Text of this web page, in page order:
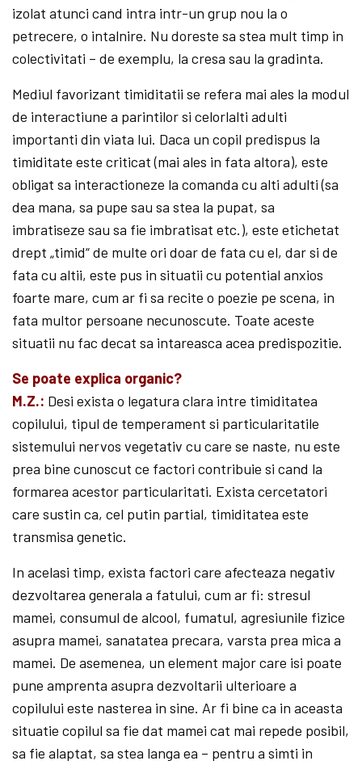
izolat atunci cand intra intr-un grup nou la o
petrecere, o intalnire. Nu doreste sa stea mult timp in
colectivitati – de exemplu, la cresa sau la gradinta.
Mediul favorizant timiditatii se refera mai ales la modul
de interactiune a parintilor si celorlalti adulti
importanti din viata lui. Daca un copil predispus la
timiditate este criticat (mai ales in fata altora), este
obligat sa interactioneze la comanda cu alti adulti (sa
dea mana, sa pupe sau sa stea la pupat, sa
imbratiseze sau sa fie imbratisat etc.), este etichetat
drept „timid“ de multe ori doar de fata cu el, dar si de
fata cu altii, este pus in situatii cu potential anxios
foarte mare, cum ar fi sa recite o poezie pe scena, in
fata multor persoane necunoscute. Toate aceste
situatii nu fac decat sa intareasca acea predispozitie.
Se poate explica organic?
M.Z.: Desi exista o legatura clara intre timiditatea
copilului, tipul de temperament si particularitatile
sistemului nervos vegetativ cu care se naste, nu este
prea bine cunoscut ce factori contribuie si cand la
formarea acestor particularitati. Exista cercetatori
care sustin ca, cel putin partial, timiditatea este
transmisa genetic.
In acelasi timp, exista factori care afecteaza negativ
dezvoltarea generala a fatului, cum ar fi: stresul
mamei, consumul de alcool, fumatul, agresiunile fizice
asupra mamei, sanatatea precara, varsta prea mica a
mamei. De asemenea, un element major care isi poate
pune amprenta asupra dezvoltarii ulterioare a
copilului este nasterea in sine. Ar fi bine ca in aceasta
situatie copilul sa fie dat mamei cat mai repede posibil,
sa fie alaptat, sa stea langa ea – pentru a simti in